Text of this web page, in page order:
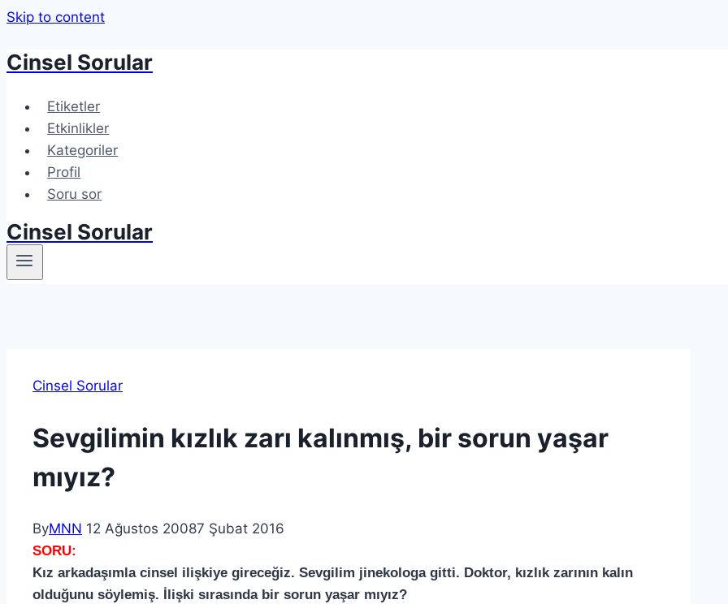
Skip to content
Cinsel Sorular
Etiketler
Etkinlikler
Kategoriler
Profil
Soru sor
Cinsel Sorular
Cinsel Sorular
Sevgilimin kızlık zarı kalınmış, bir sorun yaşar
mıyız?
ByMNN 12 Ağustos 20087 Şubat 2016
SORU:
Kız arkadaşımla cinsel ilişkiye gireceğiz. Sevgilim jinekologa gitti. Doktor, kızlık zarının kalın
olduğunu söylemiş. İlişki sırasında bir sorun yaşar mıyız?